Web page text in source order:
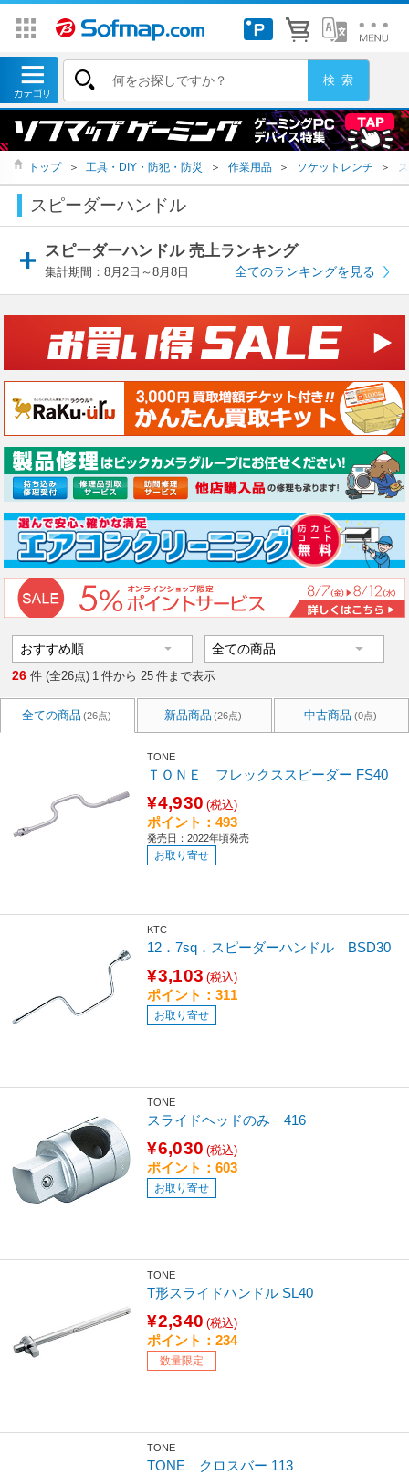
トップ ＞ 工具・DIY・防犯・防災 ＞ 作業用品 ＞ ソケットレンチ ＞
スピーダーハンドル
スピーダーハンドル 売上ランキング
集計期間：8月2日～8月8日 全てのランキングを見る
26 件 (全26点) 1 件から 25 件まで表示
全ての商品 (26点) 新品商品 (26点) 中古商品 (0点)
TONE
ＴＯＮＥ フレックススピーダー FS40
¥4,930 (税込)
ポイント：493
発売日：2022年頃発売
お取り寄せ
KTC
12．7sq．スピーダーハンドル BSD30
¥3,103 (税込)
ポイント：311
お取り寄せ
TONE
スライドヘッドのみ 416
¥6,030 (税込)
ポイント：603
お取り寄せ
TONE
T形スライドハンドル SL40
¥2,340 (税込)
ポイント：234
数量限定
TONE
TONE クロスバー 113